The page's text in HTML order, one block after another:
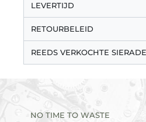
LEVERTIJD
RETOURBELEID
REEDS VERKOCHTE
NO TIME TO WASTE